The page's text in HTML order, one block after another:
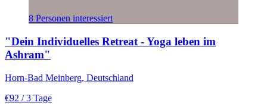
8 Personen interessiert
"Dein Individuelles Retreat - Yoga leben im
Ashram"
Horn-Bad Meinberg, Deutschland
€92 / 3 Tage